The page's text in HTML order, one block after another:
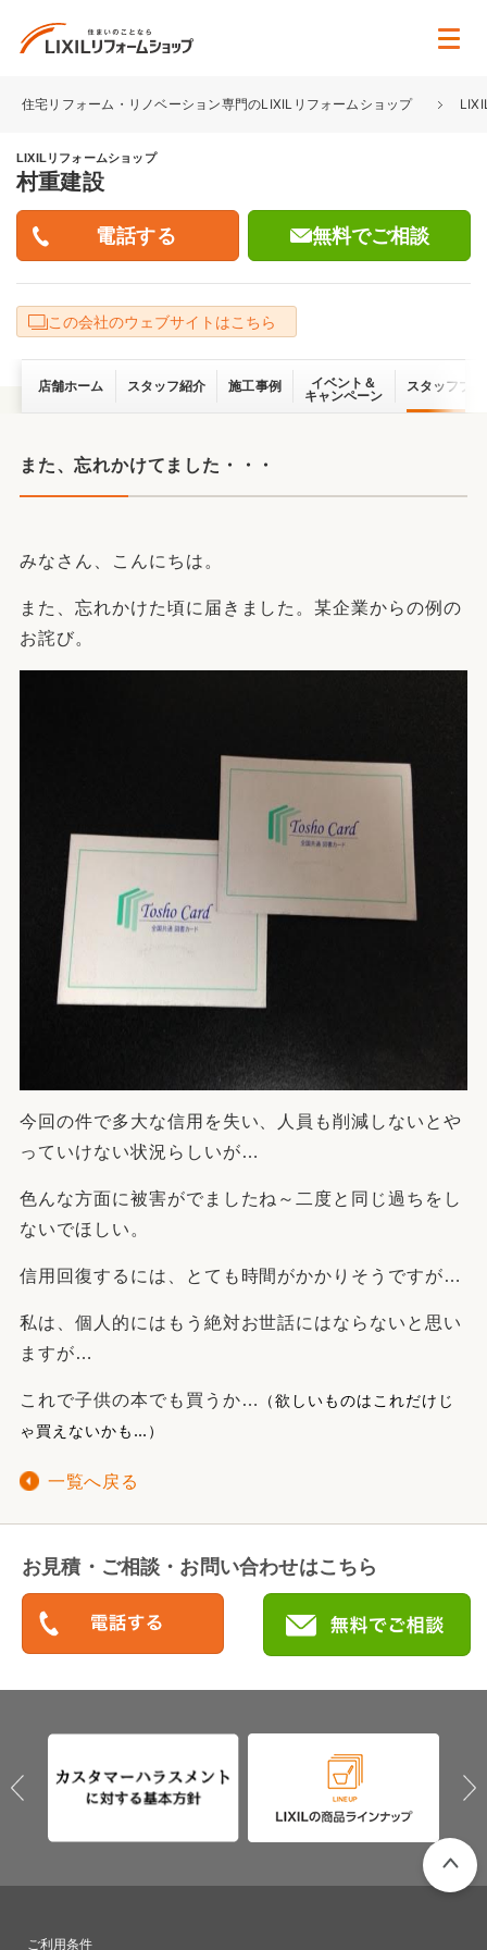
住宅リフォーム・リノベーション専門のLIXILリフォームショップ
LIXILリフォームショップ
村重建設
無料でご相談
この会社のウェブサイトはこちら
店舗ホーム スタッフ紹介 施工事例
イベント＆
キャンペーン
スタッフブ
また、忘れかけてました・・・
みなさん、こんにちは。
また、忘れかけた頃に届きました。某企業からの例の
お詫び。
今回の件で多大な信用を失い、人員も削減しないとや
っていけない状況らしいが…
色んな方面に被害がでましたね～二度と同じ過ちをし
ないでほしい。
信用回復するには、とても時間がかかりそうですが…
私は、個人的にはもう絶対お世話にはならないと思い
ますが…
これで子供の本でも買うか…
（欲しいものはこれだけじ
ゃ買えないかも…）
一覧へ戻る
お見積・ご相談・お問い合わせはこちら
ご利用条件